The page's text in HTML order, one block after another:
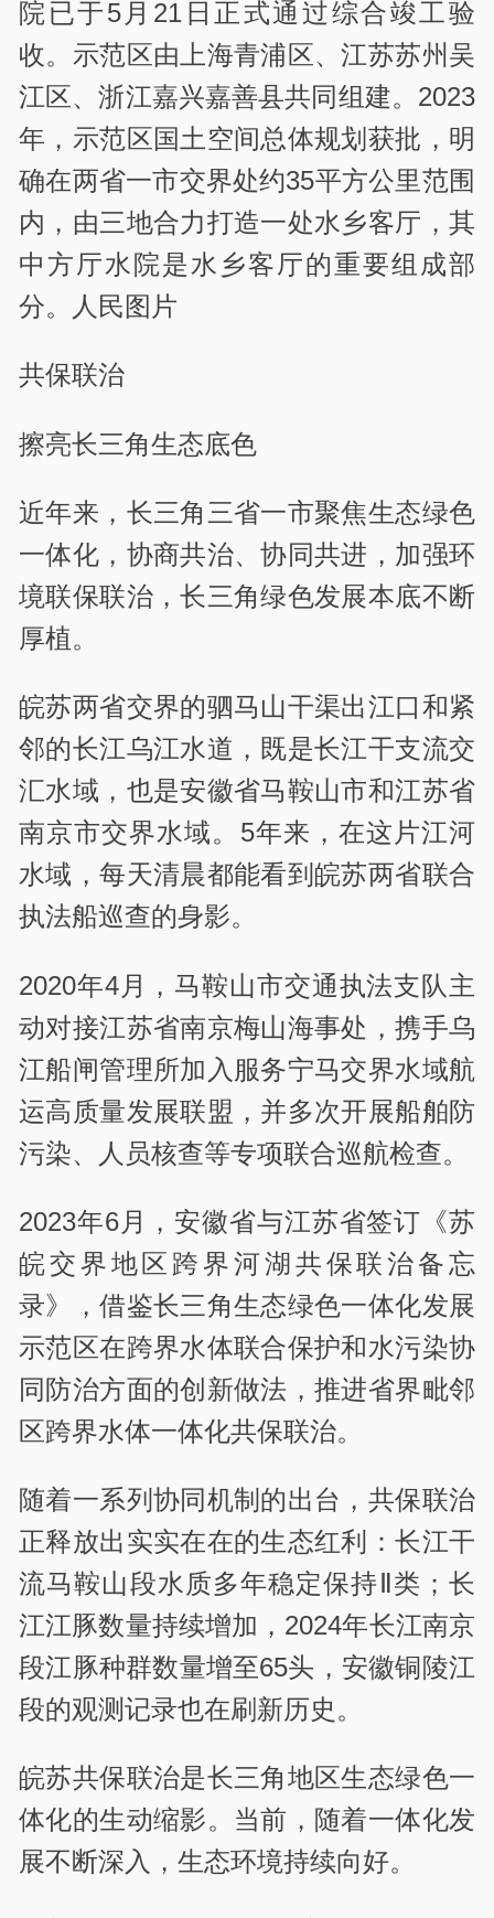
院已于5月21日正式通过综合竣工验
收。示范区由上海青浦区、江苏苏州吴
江区、浙江嘉兴嘉善县共同组建。2023
年，示范区国土空间总体规划获批，明
确在两省一市交界处约35平方公里范围
内，由三地合力打造一处水乡客厅，其
中方厅水院是水乡客厅的重要组成部
分。人民图片
共保联治
擦亮长三角生态底色
近年来，长三角三省一市聚焦生态绿色
一体化，协商共治、协同共进，加强环
境联保联治，长三角绿色发展本底不断
厚植。
皖苏两省交界的驷马山干渠出江口和紧
邻的长江乌江水道，既是长江干支流交
汇水域，也是安徽省马鞍山市和江苏省
南京市交界水域。5年来，在这片江河
水域，每天清晨都能看到皖苏两省联合
执法船巡查的身影。
2020年4月，马鞍山市交通执法支队主
动对接江苏省南京梅山海事处，携手乌
江船闸管理所加入服务宁马交界水域航
运高质量发展联盟，并多次开展船舶防
污染、人员核查等专项联合巡航检查。
2023年6月，安徽省与江苏省签订《苏
皖交界地区跨界河湖共保联治备忘
录》，借鉴长三角生态绿色一体化发展
示范区在跨界水体联合保护和水污染协
同防治方面的创新做法，推进省界毗邻
区跨界水体一体化共保联治。
随着一系列协同机制的出台，共保联治
正释放出实实在在的生态红利：长江干
流马鞍山段水质多年稳定保持Ⅱ类；长
江江豚数量持续增加，2024年长江南京
段江豚种群数量增至65头，安徽铜陵江
段的观测记录也在刷新历史。
皖苏共保联治是长三角地区生态绿色一
体化的生动缩影。当前，随着一体化发
展不断深入，生态环境持续向好。